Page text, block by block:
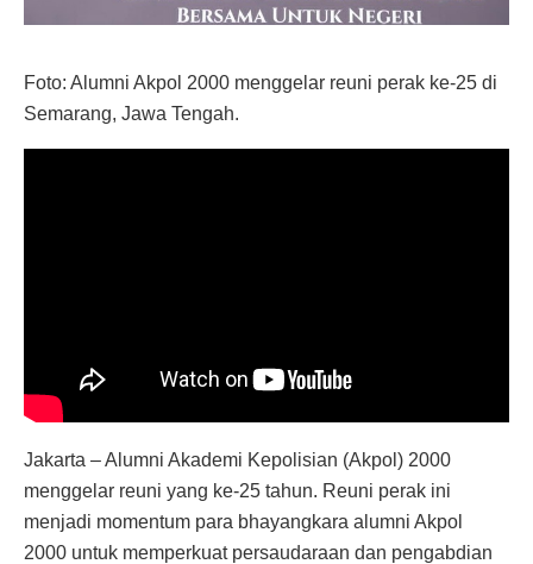
Foto: Alumni Akpol 2000 menggelar reuni perak ke-25 di
Semarang, Jawa Tengah.
Jakarta – Alumni Akademi Kepolisian (Akpol) 2000
menggelar reuni yang ke-25 tahun. Reuni perak ini
menjadi momentum para bhayangkara alumni Akpol
2000 untuk memperkuat persaudaraan dan pengabdian